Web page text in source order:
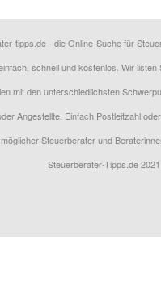
tipps.de - die Online-Suche für
schnell und kostenlos. Wir listen
mit den unterschiedlichsten
Angestellte. Einfach Postleitzahl
Steuerberater und
Steuerberater-Tipps.de 2021